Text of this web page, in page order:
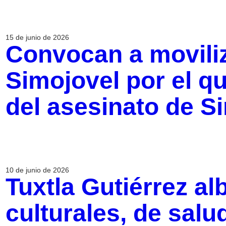
15 de junio de 2026
Convocan a
Simojovel por el
del asesinato de
10 de junio de 2026
Tuxtla Gutiérrez
culturales, de